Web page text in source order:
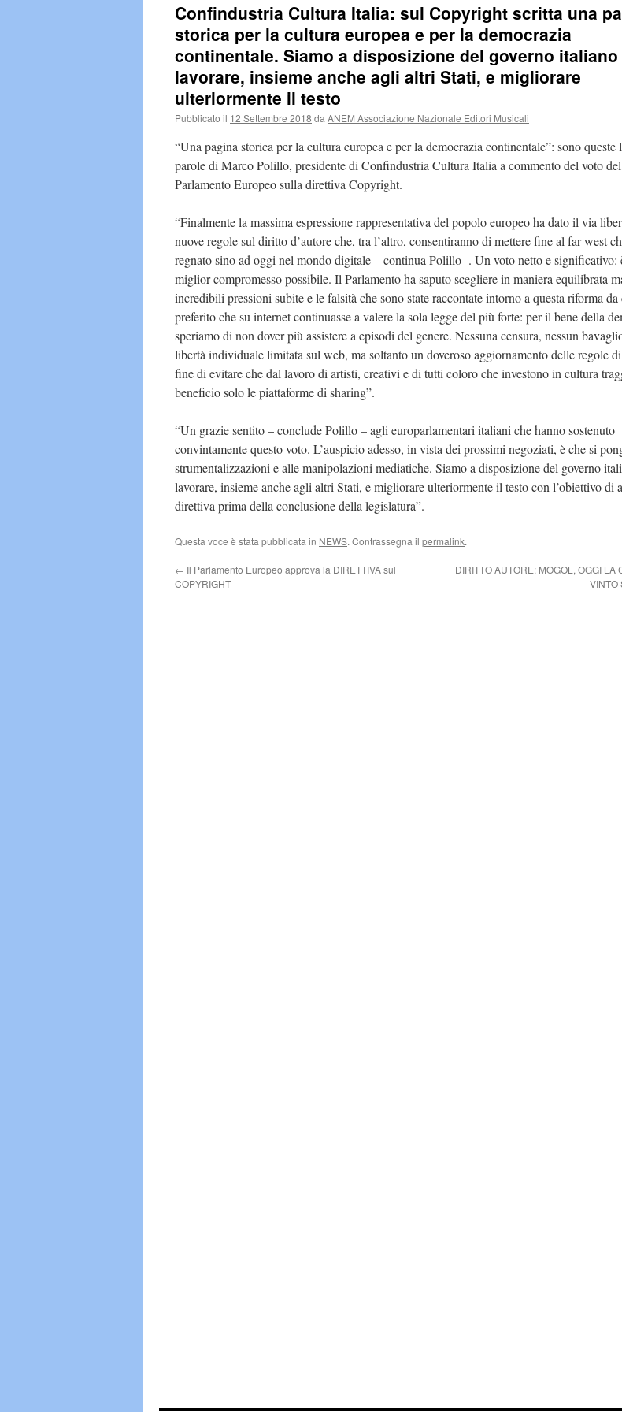
Confindustria Cultura Italia: sul Copyright scritta una
storica per la cultura europea e per la democrazia
continentale. Siamo a disposizione del governo
lavorare, insieme anche agli altri Stati, e migliorare
ulteriormente il testo
Pubblicato il 12 Settembre 2018 da ANEM Associazione Nazionale Editori Musicali
“Una pagina storica per la cultura europea e per la democrazia continentale”: sono queste
parole di Marco Polillo, presidente di Confindustria Cultura Italia a commento del voto del
Parlamento Europeo sulla direttiva Copyright.
“Finalmente la massima espressione rappresentativa del popolo europeo ha dato il via
nuove regole sul diritto d’autore che, tra l’altro, consentiranno di mettere fine al far west
regnato sino ad oggi nel mondo digitale – continua Polillo -. Un voto netto e significativo:
miglior compromesso possibile. Il Parlamento ha saputo scegliere in maniera equilibrata
incredibili pressioni subite e le falsità che sono state raccontate intorno a questa riforma
preferito che su internet continuasse a valere la sola legge del più forte: per il bene della
speriamo di non dover più assistere a episodi del genere. Nessuna censura, nessun
libertà individuale limitata sul web, ma soltanto un doveroso aggiornamento delle regole
fine di evitare che dal lavoro di artisti, creativi e di tutti coloro che investono in cultura
beneficio solo le piattaforme di sharing”.
“Un grazie sentito – conclude Polillo – agli europarlamentari italiani che hanno sostenuto
convintamente questo voto. L’auspicio adesso, in vista dei prossimi negoziati, è che si
strumentalizzazioni e alle manipolazioni mediatiche. Siamo a disposizione del governo
lavorare, insieme anche agli altri Stati, e migliorare ulteriormente il testo con l’obiettivo di
direttiva prima della conclusione della legislatura”.
Questa voce è stata pubblicata in NEWS. Contrassegna il permalink.
← Il Parlamento Europeo approva la DIRETTIVA sul
COPYRIGHT
DIRITTO AUTORE: MOGOL, OGGI LA
VINTO